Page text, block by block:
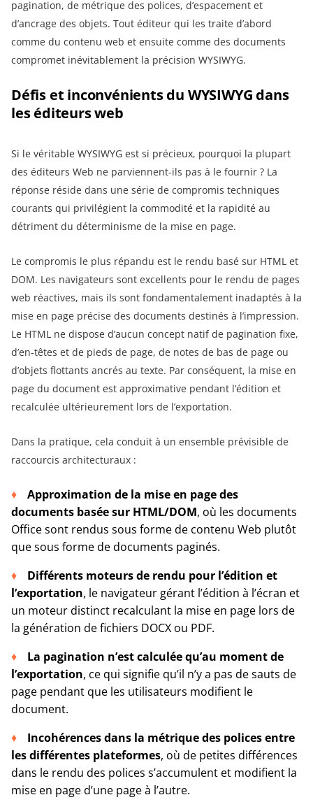
pagination, de métrique des polices, d’espacement et
d’ancrage des objets. Tout éditeur qui les traite d’abord
comme du contenu web et ensuite comme des documents
compromet inévitablement la précision WYSIWYG.
Défis et inconvénients du WYSIWYG dans
les éditeurs web
Si le véritable WYSIWYG est si précieux, pourquoi la plupart
des éditeurs Web ne parviennent-ils pas à le fournir ? La
réponse réside dans une série de compromis techniques
courants qui privilégient la commodité et la rapidité au
détriment du déterminisme de la mise en page.
Le compromis le plus répandu est le rendu basé sur HTML et
DOM. Les navigateurs sont excellents pour le rendu de pages
web réactives, mais ils sont fondamentalement inadaptés à la
mise en page précise des documents destinés à l’impression.
Le HTML ne dispose d’aucun concept natif de pagination fixe,
d’en-têtes et de pieds de page, de notes de bas de page ou
d’objets flottants ancrés au texte. Par conséquent, la mise en
page du document est approximative pendant l’édition et
recalculée ultérieurement lors de l’exportation.
Dans la pratique, cela conduit à un ensemble prévisible de
raccourcis architecturaux :
Approximation de la mise en page des
documents basée sur HTML/DOM, où les documents
Office sont rendus sous forme de contenu Web plutôt
que sous forme de documents paginés.
Différents moteurs de rendu pour l’édition et
l’exportation, le navigateur gérant l’édition à l’écran et
un moteur distinct recalculant la mise en page lors de
la génération de fichiers DOCX ou PDF.
La pagination n’est calculée qu’au moment de
l’exportation, ce qui signifie qu’il n’y a pas de sauts de
page pendant que les utilisateurs modifient le
document.
Incohérences dans la métrique des polices entre
les différentes plateformes, où de petites différences
dans le rendu des polices s’accumulent et modifient la
mise en page d’une page à l’autre.